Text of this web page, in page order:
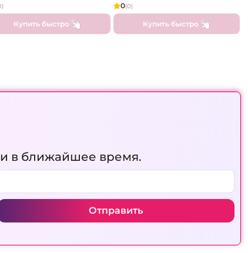
Купить быстро
0(0)
Купить быстро
в ближайшее время.
Отправить